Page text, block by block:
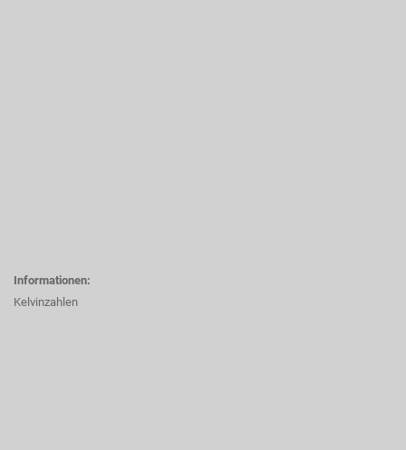
Informationen:
Kelvinzahlen